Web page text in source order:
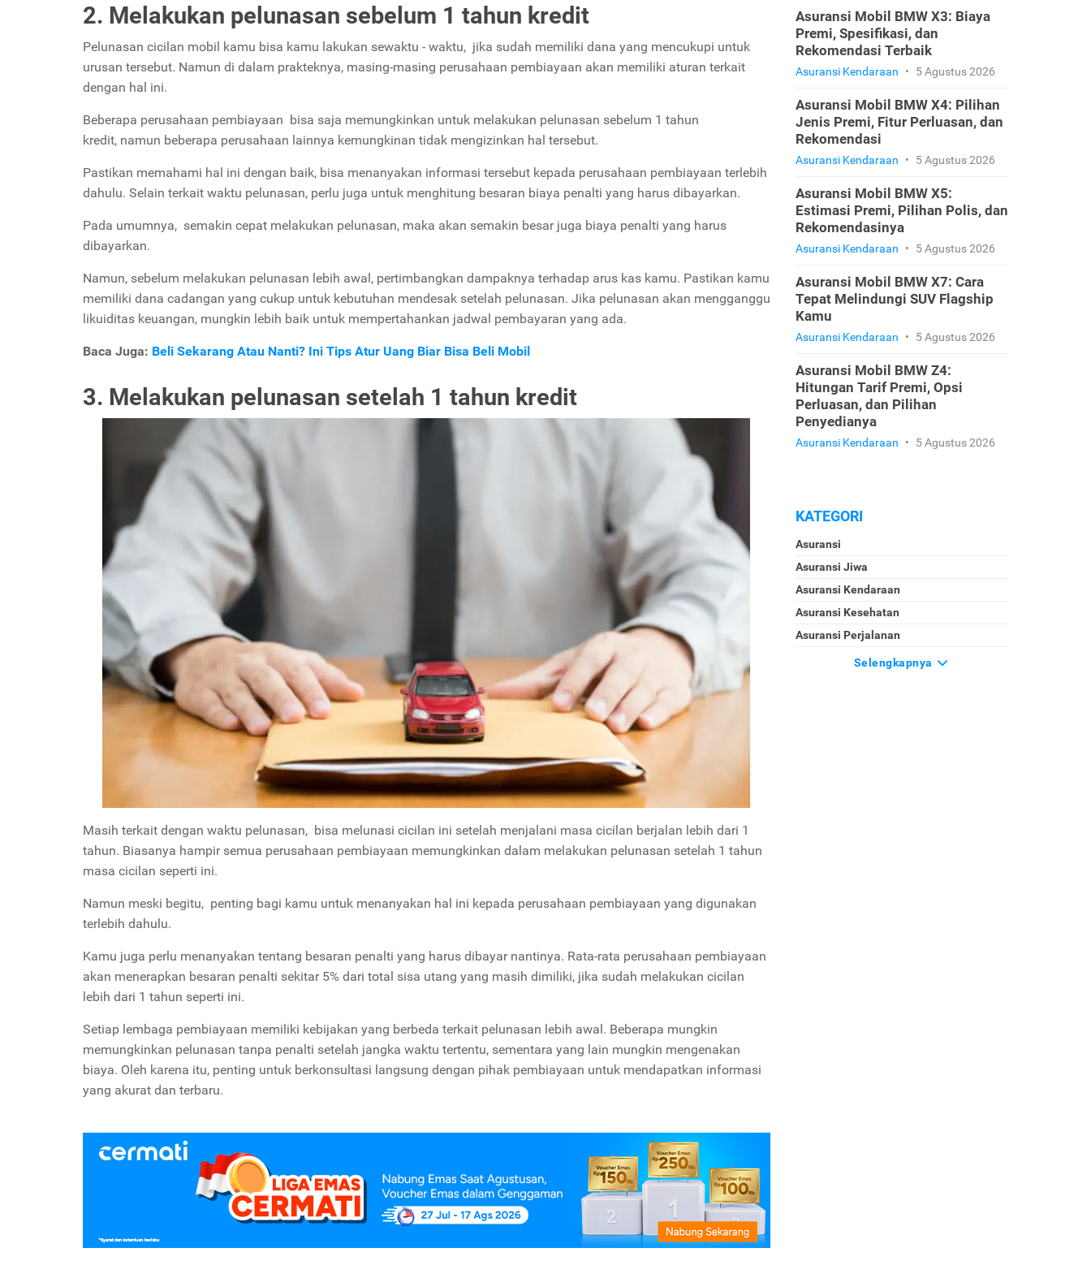
2. Melakukan pelunasan sebelum 1 tahun kredit
Pelunasan cicilan mobil kamu bisa kamu lakukan sewaktu - waktu, jika sudah memiliki dana yang mencukupi untuk
urusan tersebut. Namun di dalam prakteknya, masing-masing perusahaan pembiayaan akan memiliki aturan terkait
dengan hal ini.
Beberapa perusahaan pembiayaan bisa saja memungkinkan untuk melakukan pelunasan sebelum 1 tahun
kredit, namun beberapa perusahaan lainnya kemungkinan tidak mengizinkan hal tersebut.
Pastikan memahami hal ini dengan baik, bisa menanyakan informasi tersebut kepada perusahaan pembiayaan terlebih
dahulu. Selain terkait waktu pelunasan, perlu juga untuk menghitung besaran biaya penalti yang harus dibayarkan.
Pada umumnya, semakin cepat melakukan pelunasan, maka akan semakin besar juga biaya penalti yang harus
dibayarkan.
Namun, sebelum melakukan pelunasan lebih awal, pertimbangkan dampaknya terhadap arus kas kamu. Pastikan kamu
memiliki dana cadangan yang cukup untuk kebutuhan mendesak setelah pelunasan. Jika pelunasan akan mengganggu
likuiditas keuangan, mungkin lebih baik untuk mempertahankan jadwal pembayaran yang ada.
Baca Juga: Beli Sekarang Atau Nanti? Ini Tips Atur Uang Biar Bisa Beli Mobil
3. Melakukan pelunasan setelah 1 tahun kredit
Masih terkait dengan waktu pelunasan, bisa melunasi cicilan ini setelah menjalani masa cicilan berjalan lebih dari 1
tahun. Biasanya hampir semua perusahaan pembiayaan memungkinkan dalam melakukan pelunasan setelah 1 tahun
masa cicilan seperti ini.
Namun meski begitu, penting bagi kamu untuk menanyakan hal ini kepada perusahaan pembiayaan yang digunakan
terlebih dahulu.
Kamu juga perlu menanyakan tentang besaran penalti yang harus dibayar nantinya. Rata-rata perusahaan pembiayaan
akan menerapkan besaran penalti sekitar 5% dari total sisa utang yang masih dimiliki, jika sudah melakukan cicilan
lebih dari 1 tahun seperti ini.
Setiap lembaga pembiayaan memiliki kebijakan yang berbeda terkait pelunasan lebih awal. Beberapa mungkin
memungkinkan pelunasan tanpa penalti setelah jangka waktu tertentu, sementara yang lain mungkin mengenakan
biaya. Oleh karena itu, penting untuk berkonsultasi langsung dengan pihak pembiayaan untuk mendapatkan informasi
yang akurat dan terbaru.
Asuransi Mobil BMW X3: Biaya
Premi, Spesifikasi, dan
Rekomendasi Terbaik
Asuransi Kendaraan • 5 Agustus 2026
Asuransi Mobil BMW X4: Pilihan
Jenis Premi, Fitur Perluasan, dan
Rekomendasi
Asuransi Kendaraan • 5 Agustus 2026
Asuransi Mobil BMW X5:
Estimasi Premi, Pilihan Polis, dan
Rekomendasinya
Asuransi Kendaraan • 5 Agustus 2026
Asuransi Mobil BMW X7: Cara
Tepat Melindungi SUV Flagship
Kamu
Asuransi Kendaraan • 5 Agustus 2026
Asuransi Mobil BMW Z4:
Hitungan Tarif Premi, Opsi
Perluasan, dan Pilihan
Penyedianya
Asuransi Kendaraan • 5 Agustus 2026
KATEGORI
Asuransi
Asuransi Jiwa
Asuransi Kendaraan
Asuransi Kesehatan
Asuransi Perjalanan
Selengkapnya